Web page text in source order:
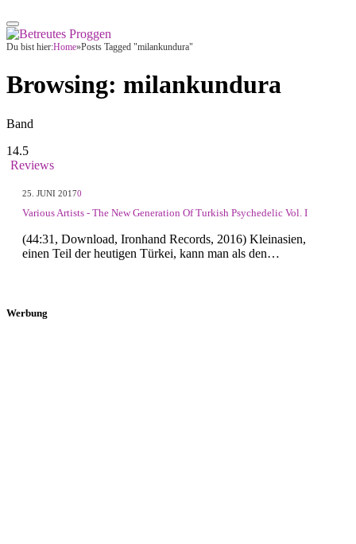
Du bist hier:Home»Posts Tagged "milankundura"
Browsing: milankundura
Band
14.5
Reviews
25. JUNI 20170
Various Artists - The New Generation Of Turkish Psychedelic Vol. I
(44:31, Download, Ironhand Records, 2016) Kleinasien,
einen Teil der heutigen Türkei, kann man als den…
Werbung